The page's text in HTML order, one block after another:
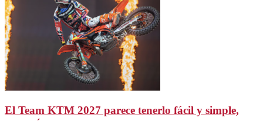
El Team KTM 2027 parece tenerlo fácil y simple,